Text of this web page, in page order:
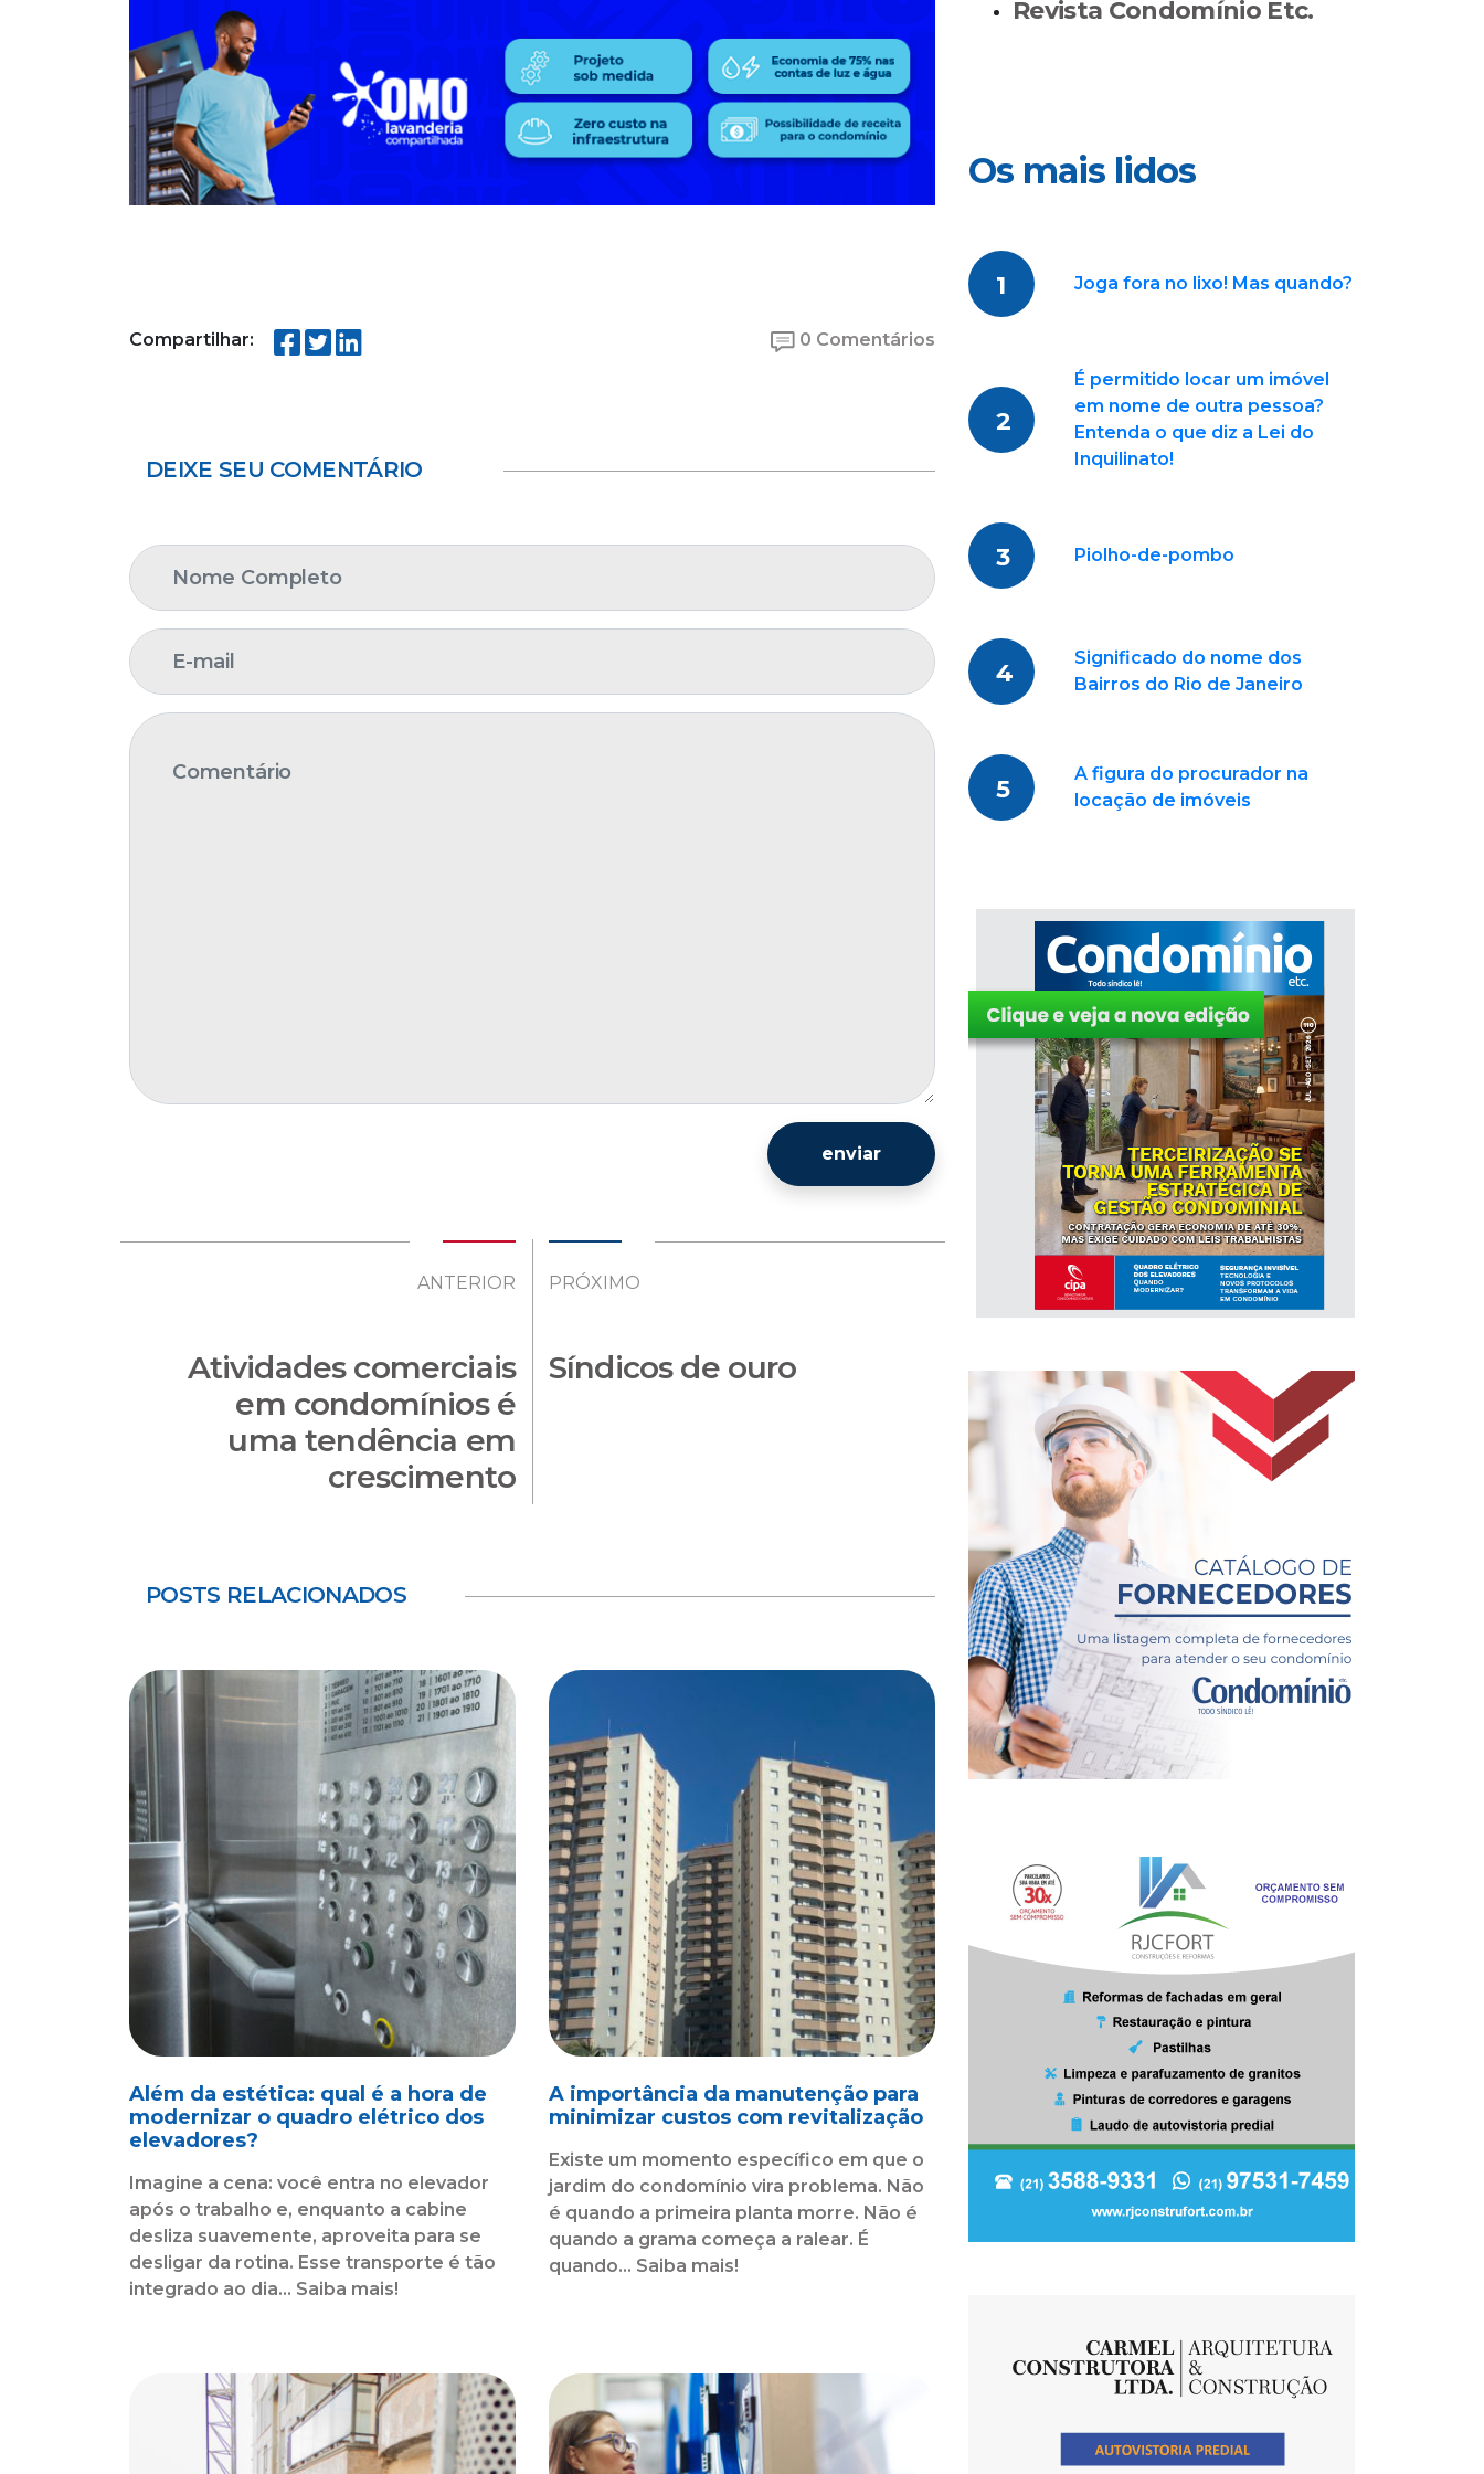
Compartilhar: 0 Comentários
DEIXE SEU COMENTÁRIO
enviar
ANTERIOR
Atividades comerciais
em condomínios é
uma tendência em
crescimento
PRÓXIMO
Síndicos de ouro
POSTS RELACIONADOS
Além da estética: qual é a hora de
modernizar o quadro elétrico dos
elevadores?
Imagine a cena: você entra no elevador
após o trabalho e, enquanto a cabine
desliza suavemente, aproveita para se
desligar da rotina. Esse transporte é tão
integrado ao dia... Saiba mais!
A importância da manutenção para
minimizar custos com revitalização
Existe um momento específico em que o
jardim do condomínio vira problema. Não
é quando a primeira planta morre. Não é
quando a grama começa a ralear. É
quando... Saiba mais!
Revista Condomínio Etc.
Os mais lidos
1 Joga fora no lixo! Mas quando?
2
É permitido locar um imóvel
em nome de outra pessoa?
Entenda o que diz a Lei do
Inquilinato!
3 Piolho-de-pombo
4
Significado do nome dos
Bairros do Rio de Janeiro
5
A figura do procurador na
locação de imóveis